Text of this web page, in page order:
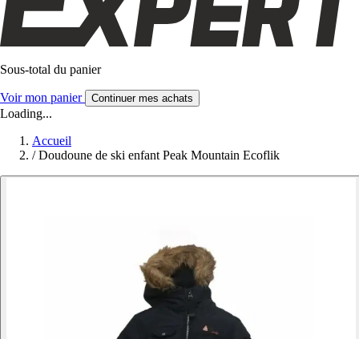
Sous-total du panier
Voir mon panier Continuer mes achats
Loading...
Accueil
/ Doudoune de ski enfant Peak Mountain Ecoflik